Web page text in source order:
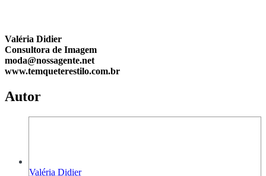
Valéria Didier
Consultora de Imagem
moda@nossagente.net
www.temqueterestilo.com.br
Autor
Valéria Didier